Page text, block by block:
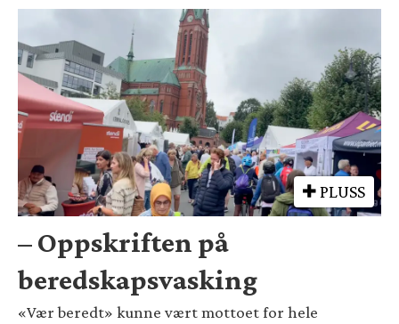
PLUSS
– Oppskriften på
beredskapsvasking
«Vær beredt» kunne vært mottoet for hele